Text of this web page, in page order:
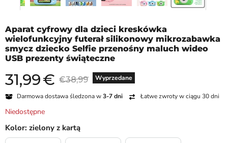
Aparat cyfrowy dla dzieci kreskówka
wielofunkcyjny futerał silikonowy mikrozabawka
smycz dziecko Selfie przenośny maluch wideo
USB prezenty świąteczne
Wyprzedane
Aktualna cena
31,99€ Cena oryginalna
€38,99
Darmowa dostawa śledzona w3-7 dni Łatwe zwroty w ciągu 30 dni
Niedostępne
Kolor: zielony z kartą